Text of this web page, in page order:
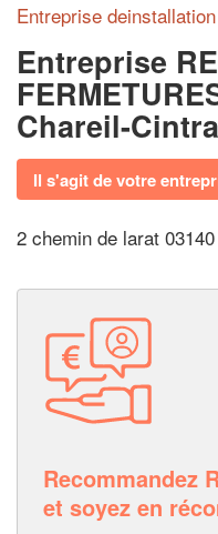
Entreprise
Entreprise
Chareil-
Il s'agit de votre
2 chemin de larat
Recommandez
et soyez en